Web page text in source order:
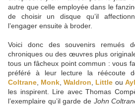
autre que celle employée dans le
de choisir un disque qu’il
l’engager ensuite à broder.
Voici donc des souvenirs remués
chroniques ou des œuvres plus
tous un fâcheux point commun : vous
préféré à leur lecture la réécoute
Coltrane Monk ,Waldron Little ou
les inspirent. Lire avec Thomas
l’exemplaire qu’il garde de John